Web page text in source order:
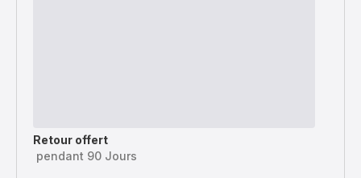
Retour offert
pendant 90 Jours